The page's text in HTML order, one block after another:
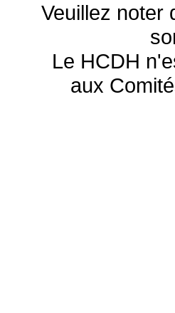
Veuillez noter
Le HCDH
aux